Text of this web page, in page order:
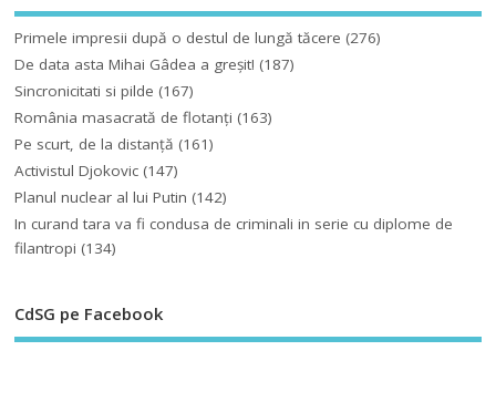
Primele impresii după o destul de lungă tăcere (276)
De data asta Mihai Gâdea a greşit! (187)
Sincronicitati si pilde (167)
România masacrată de flotanţi (163)
Pe scurt, de la distanță (161)
Activistul Djokovic (147)
Planul nuclear al lui Putin (142)
In curand tara va fi condusa de criminali in serie cu diplome de
filantropi (134)
CdSG pe Facebook